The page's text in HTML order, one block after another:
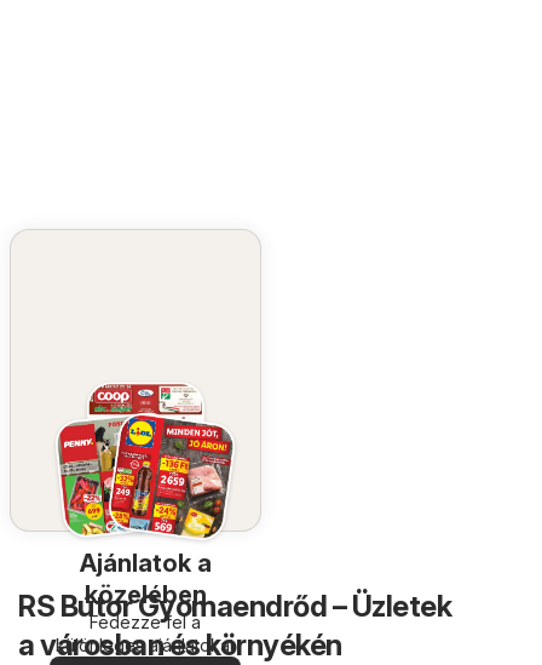
Ajánlatok a
közelében
Fedezze fel a
különleges ajánlatokat
RS Bútor Gyomaendrőd – Üzletek
a városban és környékén